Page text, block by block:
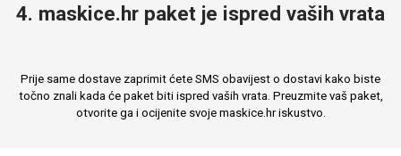
4. maskice.hr paket je ispred vaših vrata
Prije same dostave zaprimit ćete SMS obavijest o dostavi kako biste
točno znali kada će paket biti ispred vaših vrata. Preuzmite vaš paket,
otvorite ga i ocijenite svoje maskice.hr iskustvo.